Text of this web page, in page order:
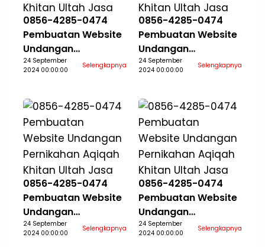
0856-4285-0474
Pembuatan Website
Undangan
Pernikahan Aqiqah
24 September
2024 00:00:00
Selengkapnya
0856-4285-0474
Pembuatan Website
Undangan
Pernikahan Aqiqah
24 September
2024 00:00:00
Selengkapnya
0856-4285-0474
Pembuatan Website
Undangan
Pernikahan Aqiqah
24 September
2024 00:00:00
Selengkapnya
0856-4285-0474
Pembuatan Website
Undangan
Pernikahan Aqiqah
24 September
2024 00:00:00
Selengkapnya